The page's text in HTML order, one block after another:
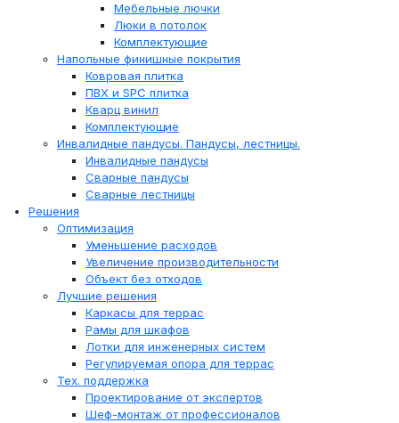
Мебельные лючки
Люки в потолок
Комплектующие
Напольные финишные покрытия
Ковровая плитка
ПВХ и SPC плитка
Кварц винил
Комплектующие
Инвалидные пандусы. Пандусы, лестницы.
Инвалидные пандусы
Сварные пандусы
Сварные лестницы
Решения
Оптимизация
Уменьшение расходов
Увеличение производительности
Объект без отходов
Лучшие решения
Каркасы для террас
Рамы для шкафов
Лотки для инженерных систем
Регулируемая опора для террас
Тех. поддержка
Проектирование от экспертов
Шеф-монтаж от профессионалов